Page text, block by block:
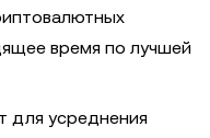
время по лучшей
для усреднения